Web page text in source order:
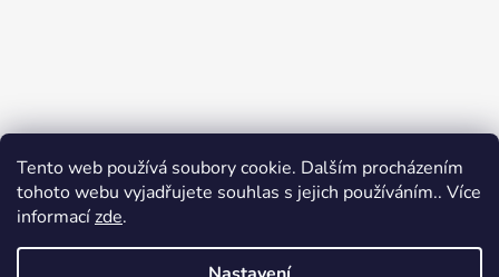
Tento web používá soubory cookie. Dalším procházením
tohoto webu vyjadřujete souhlas s jejich používáním.. Více
informacízde.